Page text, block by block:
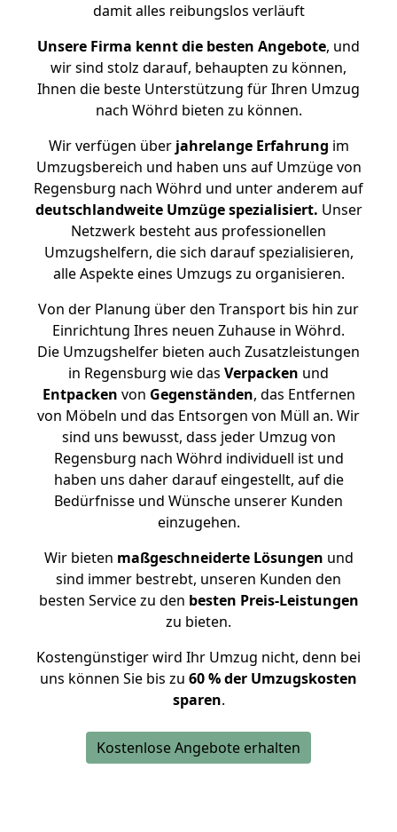
damit alles reibungslos verläuft
Unsere Firma kennt die besten Angebote, und
wir sind stolz darauf, behaupten zu können,
Ihnen die beste Unterstützung für Ihren Umzug
nach Wöhrd bieten zu können.
Wir verfügen überjahrelange Erfahrung im
Umzugsbereich und haben uns auf Umzüge von
Regensburg nach Wöhrd und unter anderem auf
deutschlandweite Umzüge spezialisiert. Unser
Netzwerk besteht aus professionellen
Umzugshelfern, die sich darauf spezialisieren,
alle Aspekte eines Umzugs zu organisieren.
Von der Planung über den Transport bis hin zur
Einrichtung Ihres neuen Zuhause in Wöhrd.
Die Umzugshelfer bieten auch Zusatzleistungen
in Regensburg wie das Verpacken und
Entpacken von Gegenständen, das Entfernen
von Möbeln und das Entsorgen von Müll an. Wir
sind uns bewusst, dass jeder Umzug von
Regensburg nach Wöhrd individuell ist und
haben uns daher darauf eingestellt, auf die
Bedürfnisse und Wünsche unserer Kunden
einzugehen.
Wir bieten maßgeschneiderte Lösungen und
sind immer bestrebt, unseren Kunden den
besten Service zu den besten Preis-Leistungen
zu bieten.
Kostengünstiger wird Ihr Umzug nicht, denn bei
uns können Sie bis zu 60 % der Umzugskosten
sparen.
Kostenlose Angebote erhalten